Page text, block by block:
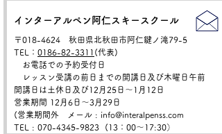
インターアルペン阿仁スキースクール
〒018-4624 秋田県北秋田市阿仁鍵ノ滝79-5
TEL： 0186-82-3311 (代表)
お電話での予約受付日
レッスン受講の前日までの開講日及び木曜日午前
開講日は土休日及び12月25日〜1月12日
営業期間 12月6日～3月29日
(営業期間外 メール : info@interalpenss.com
TEL
: 070-4345-9823 ( 13：00〜17:30）